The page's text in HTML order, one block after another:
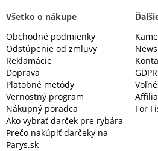
Všetko o nákupe
Obchodné podmienky
Odstúpenie od zmluvy
Reklamácie
Doprava
Platobné metódy
Vernostný program
Nákupný poradca
Ako vybrať darček pre rybára
Prečo nakúpiť darčeky na
Parys.sk
GDPR
For